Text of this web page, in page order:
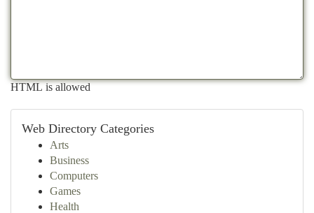
HTML is allowed
Web Directory Categories
Arts
Business
Computers
Games
Health